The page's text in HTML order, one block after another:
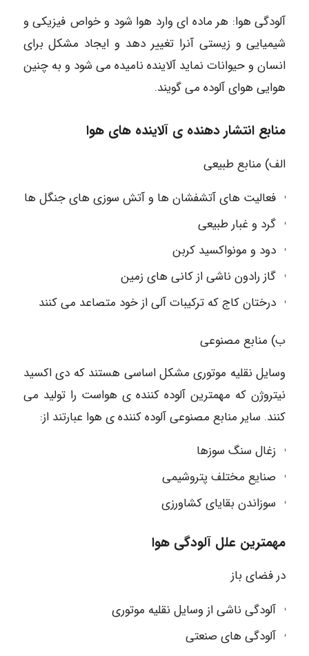
آلودگی هوا: هر ماده ای وارد هوا شود و خواص فیزیکی و
شیمیایی و زیستی آنرا تغییر دهد و ایجاد مشکل برای
انسان و حیوانات نماید آلاینده نامیده می شود و به چنین
هوایی هوای آلوده می گویند.
منابع انتشار دهنده ی آلاینده های هوا
الف) منابع طبیعی
فعالیت های آتشفشان ها و آتش سوزی های جنگل ها
گرد و غبار طبیعی
دود و مونواکسید کربن
گاز رادون ناشی از کانی های زمین
درختان کاج که ترکیبات آلی از خود متصاعد می کنند
ب) منابع مصنوعی
وسایل نقلیه موتوری مشکل اساسی هستند که دی اکسید
نیتروژن که مهمترین آلوده کننده ی هواست را تولید می
کنند. سایر منابع مصنوعی آلوده کننده ی هوا عبارتند از:
زغال سنگ سوزها
صنایع مختلف پتروشیمی
سوزاندن بقایای کشاورزی
مهمترین علل آلودگی هوا
در فضای باز
آلودگی ناشی از وسایل نقلیه موتوری
آلودگی های صنعتی